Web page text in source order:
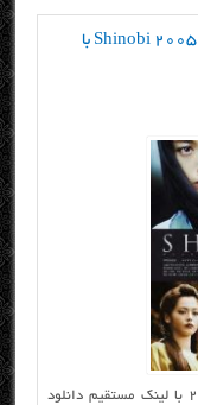
دانلود رایگان دوبله فارسی فیلم شینوبی Shinobi 2005 با
دانلودان دوبله فارسی فیلم شینوبی Sفیلم2005 با لینک مستقیم دانلود